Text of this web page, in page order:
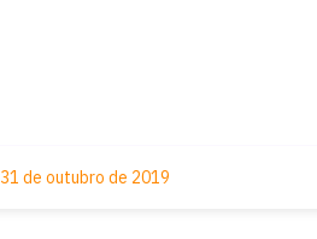
31 de outubro de 2019